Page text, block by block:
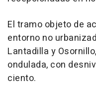
El tramo objeto de
entorno no
Lantadilla y
ondulada, con
ciento.